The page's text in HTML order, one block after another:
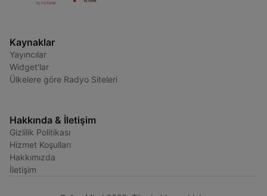
Kaynaklar
Yayıncılar
Widget'lar
Ülkelere göre Radyo Siteleri
Hakkında & İletişim
Gizlilik Politikası
Hizmet Koşulları
Hakkımızda
İletişim